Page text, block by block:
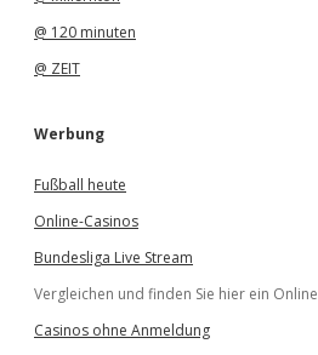
@ 120 minuten
@ ZEIT
Werbung
Fußball heute
Online-Casinos
Bundesliga Live Stream
Vergleichen und finden Sie hier ein Online
Casinos ohne Anmeldung